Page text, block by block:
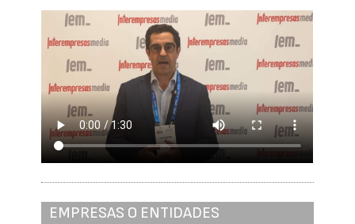
EMPRESAS O ENTIDADES